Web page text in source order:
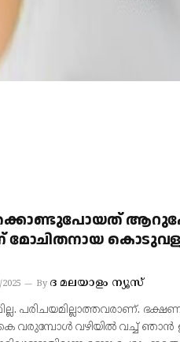
മോചിതനായ
By ദ മലയാളം ന്യൂസ്
പരിചയമില്ലാത്തവരാണ്.
വരുമ്പോൾ വഴിയിൽ വച്ച് ഞാൻ